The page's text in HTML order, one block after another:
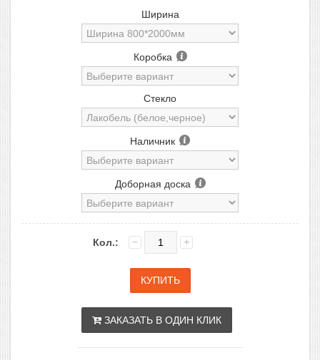
Ширина
Коробка
Стекло
Наличник
Доборная доска
Кол.:
ЗАКАЗАТЬ В ОДИН КЛИК